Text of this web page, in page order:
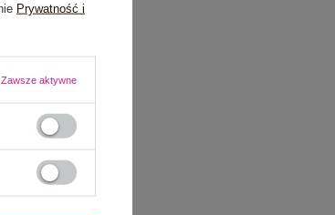
Prywatność i
Zawsze aktywne